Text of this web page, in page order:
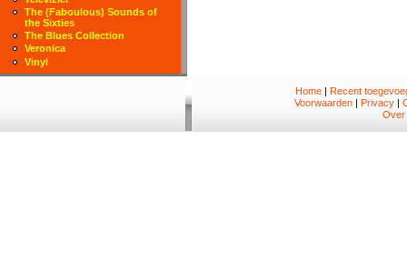
The (Faboulous) Sounds of
the Sixties
The Blues Collection
Veronica
Vinyl
Home|
Recent
Voorwaarden
Privacy
Over